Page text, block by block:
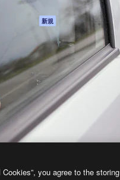
新規
クッキーポリシー
トラストセンター
フィリエイト
人向け
ブログ
イベント
Slidesgo
コンテ
する
プレス
ですか？
you agree to the